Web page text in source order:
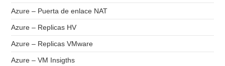
Azure – Puerta de enlace NAT
Azure – Replicas HV
Azure – Replicas VMware
Azure – VM Insigths